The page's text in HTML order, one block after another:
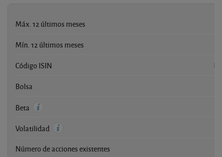
Máx. 12 últimos meses
Mín. 12 últimos meses
Código ISIN
Bolsa
Beta
Volatilidad
Número de acciones existentes